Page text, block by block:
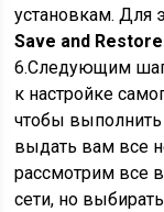
установкам. Для
Save and Restore
6.Следующим
к настройке
чтобы
выдать вам все
рассмотрим все
сети, но